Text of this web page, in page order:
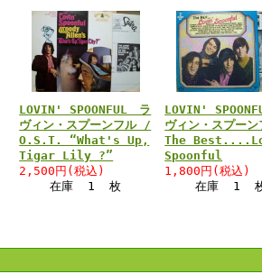
LOVIN' SPOONFUL ラ
ヴィン・スプーンフル /
O.S.T. “What's Up,
Tigar Lily ?”
2,500円(税込)
在庫 1 枚
LOVIN'
ヴィン・スプー
The
Spoonful
1,800円(税込)
在庫 1